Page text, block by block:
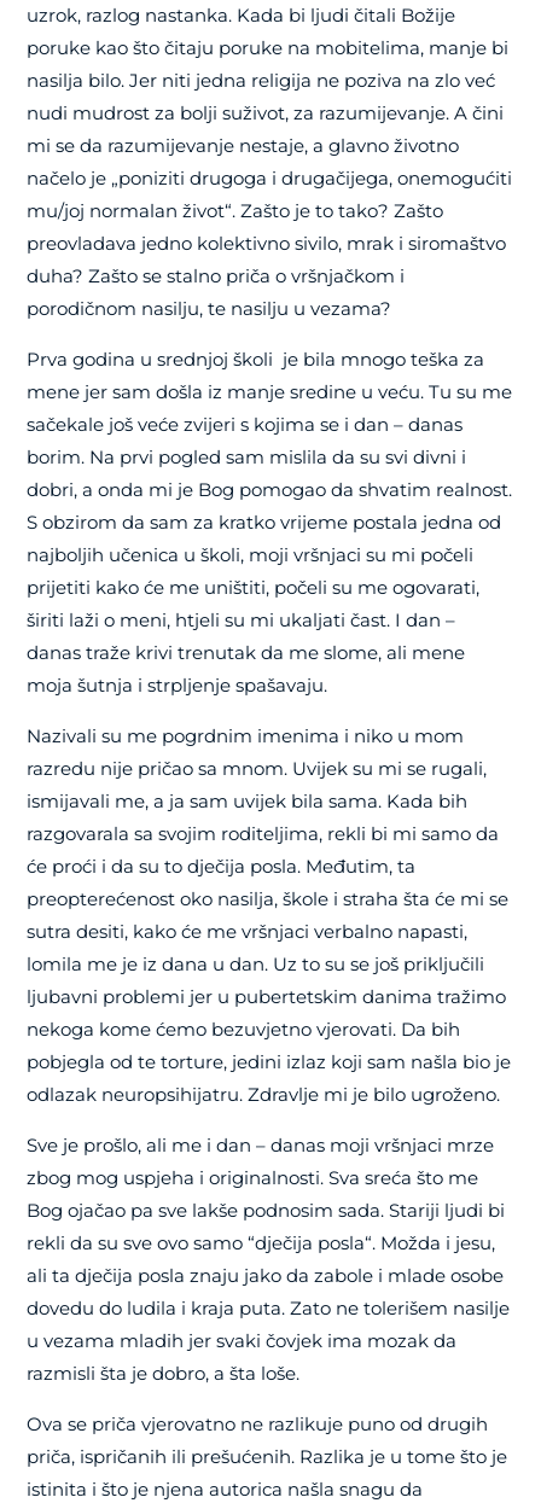
uzrok, razlog nastanka. Kada bi ljudi čitali Božije
poruke kao što čitaju poruke na mobitelima, manje bi
nasilja bilo. Jer niti jedna religija ne poziva na zlo već
nudi mudrost za bolji suživot, za razumijevanje. A čini
mi se da razumijevanje nestaje, a glavno životno
načelo je „poniziti drugoga i drugačijega, onemogućiti
mu/joj normalan život“. Zašto je to tako? Zašto
preovladava jedno kolektivno sivilo, mrak i siromaštvo
duha? Zašto se stalno priča o vršnjačkom i
porodičnom nasilju, te nasilju u vezama?
Prva godina u srednjoj školi je bila mnogo teška za
mene jer sam došla iz manje sredine u veću. Tu su me
sačekale još veće zvijeri s kojima se i dan – danas
borim. Na prvi pogled sam mislila da su svi divni i
dobri, a onda mi je Bog pomogao da shvatim realnost.
S obzirom da sam za kratko vrijeme postala jedna od
najboljih učenica u školi, moji vršnjaci su mi počeli
prijetiti kako će me uništiti, počeli su me ogovarati,
širiti laži o meni, htjeli su mi ukaljati čast. I dan –
danas traže krivi trenutak da me slome, ali mene
moja šutnja i strpljenje spašavaju.
Nazivali su me pogrdnim imenima i niko u mom
razredu nije pričao sa mnom. Uvijek su mi se rugali,
ismijavali me, a ja sam uvijek bila sama. Kada bih
razgovarala sa svojim roditeljima, rekli bi mi samo da
će proći i da su to dječija posla. Međutim, ta
preopterećenost oko nasilja, škole i straha šta će mi se
sutra desiti, kako će me vršnjaci verbalno napasti,
lomila me je iz dana u dan. Uz to su se još priključili
ljubavni problemi jer u pubertetskim danima tražimo
nekoga kome ćemo bezuvjetno vjerovati. Da bih
pobjegla od te torture, jedini izlaz koji sam našla bio je
odlazak neuropsihijatru. Zdravlje mi je bilo ugroženo.
Sve je prošlo, ali me i dan – danas moji vršnjaci mrze
zbog mog uspjeha i originalnosti. Sva sreća što me
Bog ojačao pa sve lakše podnosim sada. Stariji ljudi bi
rekli da su sve ovo samo “dječija posla“. Možda i jesu,
ali ta dječija posla znaju jako da zabole i mlade osobe
dovedu do ludila i kraja puta. Zato ne tolerišem nasilje
u vezama mladih jer svaki čovjek ima mozak da
razmisli šta je dobro, a šta loše.
Ova se priča vjerovatno ne razlikuje puno od drugih
priča, ispričanih ili prešućenih. Razlika je u tome što je
istinita i što je njena autorica našla snagu da